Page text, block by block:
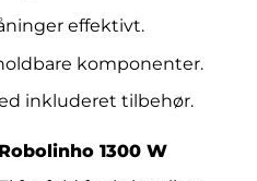
effektivt.
komponenter.
inkluderet tilbehør.
1300 W